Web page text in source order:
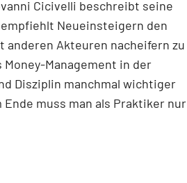
Cicivelli beschreibt seine
Neueinsteigern den
anderen Akteuren nacheifern zu
Management in der
Disziplin manchmal wichtiger
muss man als Praktiker nur